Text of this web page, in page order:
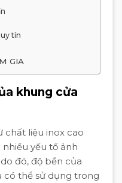
tín
GIA
khung cửa
chất liệu inox cao
yếu tố ảnh
đó, độ bền của
có thể sử dụng trong